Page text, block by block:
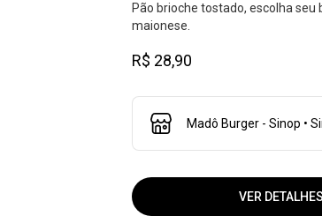
Pão brioche tostado, escolha seu
maionese.
R$ 28,90
Madô Burger - Sinop •
VER